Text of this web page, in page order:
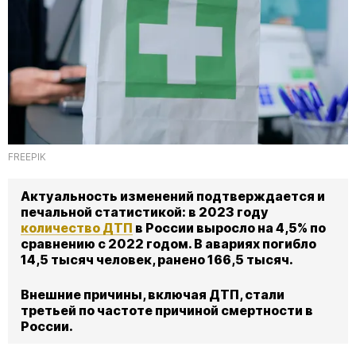
FREEPIK
Актуальность изменений подтверждается и
печальной статистикой: в 2023 году
количество ДТП в России выросло на 4,5% по
сравнению с 2022 годом. В авариях погибло
14,5 тысяч человек, ранено 166,5 тысяч.
Внешние причины, включая ДТП, стали
третьей по частоте причиной смертности в
России.